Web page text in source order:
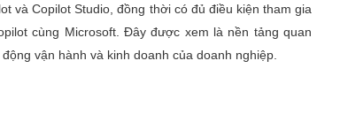
và Copilot Studio, đồng thời có đủ điều kiện tham gia
cùng Microsoft. Đây được xem là nền tảng quan
vận hành và kinh doanh của doanh nghiệp.